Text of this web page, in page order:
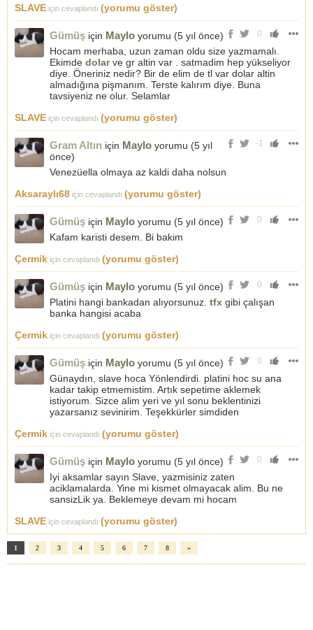
SLAVE için cevaplandı (yorumu göster)
0
Gümüş için Maylo yorumu (5 yıl önce)
Hocam merhaba, uzun zaman oldu size yazmamalı.
Ekimde dolarve gr altin var . satmadim hep yükseliyor
diye. Öneriniz nedir? Bir de elim de tl var dolar altin
almadığına pişmanım. Terste kalırım diye. Buna
tavsiyeniz ne olur. Selamlar
SLAVE için cevaplandı (yorumu göster)
-1
Gram Altın için Maylo yorumu (5 yıl
önce)
Venezüella olmaya az kaldi daha nolsun
Aksaraylı68 için cevaplandı (yorumu göster)
0
Gümüş için Maylo yorumu (5 yıl önce)
Kafam karisti desem. Bi bakim
Çermik için cevaplandı (yorumu göster)
0
Gümüş için Maylo yorumu (5 yıl önce)
Platini hangi bankadan alıyorsunuz. tfx gibi çalışan
banka hangisi acaba
Çermik için cevaplandı (yorumu göster)
0
Gümüş için Maylo yorumu (5 yıl önce)
Günaydın, slave hoca Yönlendirdi. platini hoc su ana
kadar takip etmemistim. Artık sepetime aklemek
istiyorum. Sizce alim yeri ve yıl sonu beklentinizi
yazarsanız sevinirim. Teşekkürler simdiden
Çermik için cevaplandı (yorumu göster)
0
Gümüş için Maylo yorumu (5 yıl önce)
Iyi aksamlar sayın Slave, yazmisiniz zaten
aciklamalarda. Yine mi kismet olmayacak alim. Bu ne
sansizLik ya. Beklemeye devam mi hocam
SLAVE için cevaplandı (yorumu göster)
1 2 3 4 5 6 7 8 »